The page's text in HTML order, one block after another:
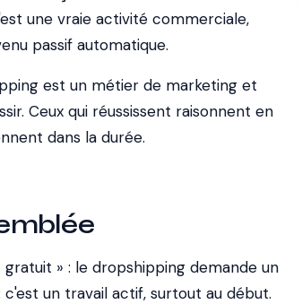
une vraie activité commerciale,
passif automatique.
est un métier de marketing et
Ceux qui réussissent raisonnent en
dans la durée.
» : le dropshipping demande un
un travail actif, surtout au début.